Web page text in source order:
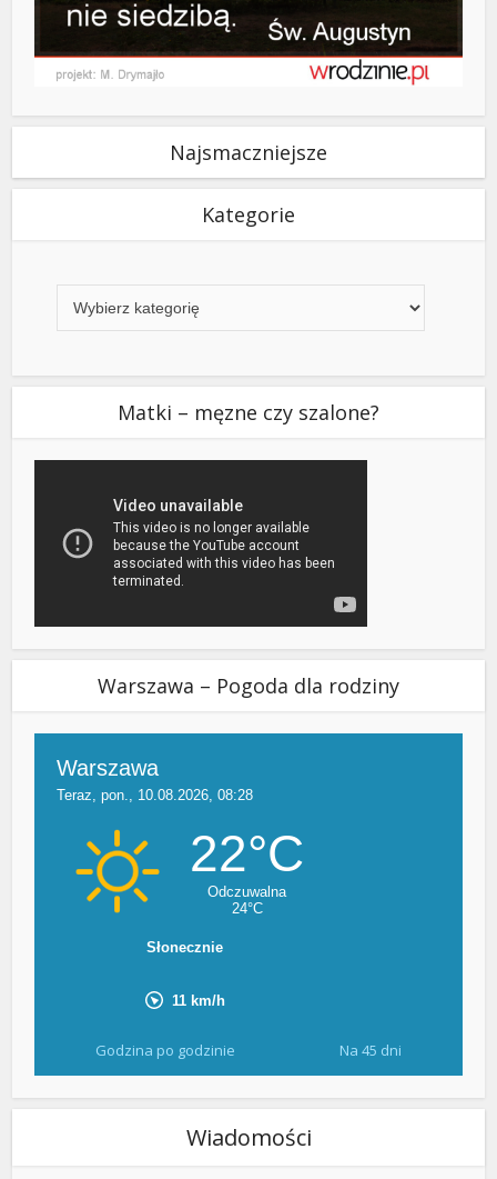
Najsmaczniejsze
Kategorie
Matki – męzne czy szalone?
Warszawa – Pogoda dla rodziny
Godzina po godzinie Na 45 dni
Wiadomości